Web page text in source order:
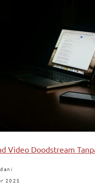
Video Doodstream
2025